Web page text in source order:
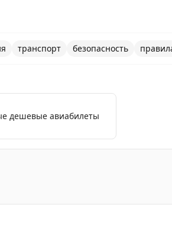
транспорт безопасность
дешевые авиабилеты